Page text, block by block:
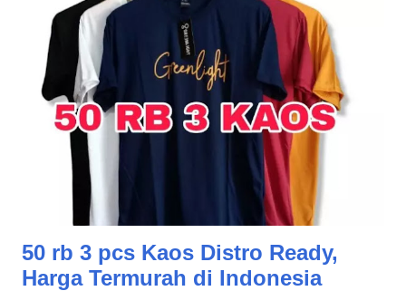
50 rb 3 pcs Kaos Distro Ready,
Harga Termurah di Indonesia